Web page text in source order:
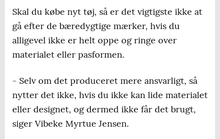
Skal du købe nyt tøj, så er det vigtigste ikke at
gå efter de bæredygtige mærker, hvis du
alligevel ikke er helt oppe og ringe over
materialet eller pasformen.
- Selv om det produceret mere ansvarligt, så
nytter det ikke, hvis du ikke kan lide materialet
eller designet, og dermed ikke får det brugt,
siger Vibeke Myrtue Jensen.